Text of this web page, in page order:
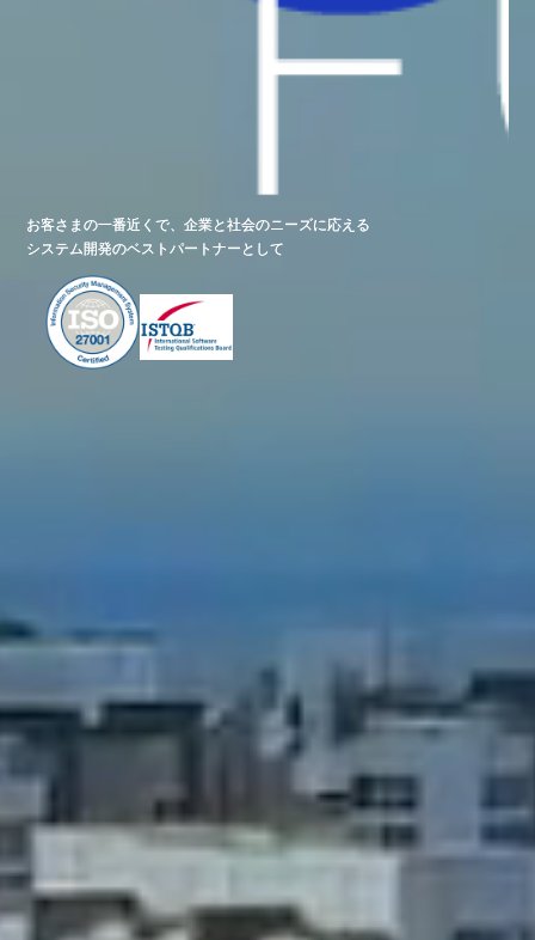
お客さまの一番近くで、企業と社会のニーズに応える
システム開発のベストパートナーとして
お客さまの一番近くで、企業と社会のニーズに応える
システム開発のベストパートナーとして